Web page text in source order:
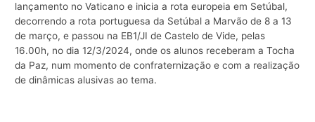
lançamento no Vaticano e inicia a rota europeia em Setúbal,
decorrendo a rota portuguesa da Setúbal a Marvão de 8 a 13
de março, e passou na EB1/JI de Castelo de Vide, pelas
16.00h, no dia 12/3/2024, onde os alunos receberam a Tocha
da Paz, num momento de confraternização e com a realização
de dinâmicas alusivas ao tema.